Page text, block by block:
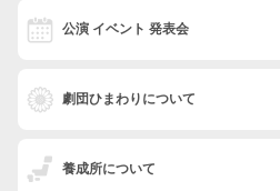
公演 イベント 発表会
劇団ひまわりについて
養成所について